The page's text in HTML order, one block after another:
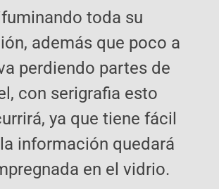
toda su
además que poco a
perdiendo partes de
con serigrafia esto
ya que tiene fácil
información quedará
en el vidrio.